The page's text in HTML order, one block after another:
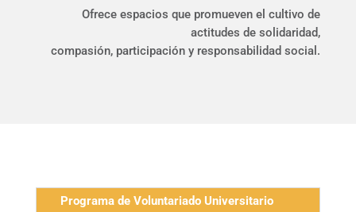
Ofrece espacios que promueven el cultivo de
actitudes de solidaridad,
compasión, participación y responsabilidad social.
Programa de Voluntariado Universitario